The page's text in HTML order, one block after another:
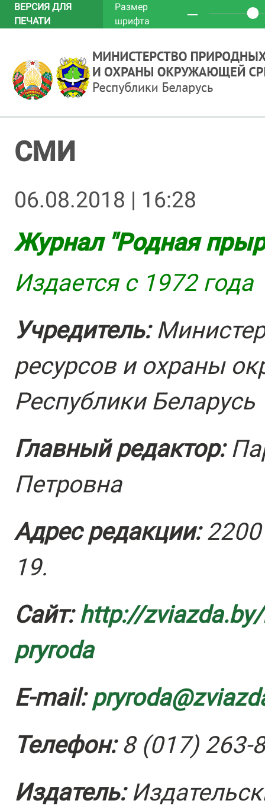
ВЕРСИЯ ДЛЯ
ПЕЧАТИ
Размер
шрифта
─
СМИ
06.08.2018 | 16:28
Журнал "Родная
Издается с 1972 года
Учредитель:
ресурсов и охраны
Республики Беларусь
Главный редактор:
Петровна
Адрес редакции:
19.
Сайт: http://
pryroda
E-mail:
Телефон:8 (017) 263-
Издатель: